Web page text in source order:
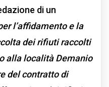
di un
l’affidamento e la
dei rifiuti raccolti
alla località Demanio
del contratto di